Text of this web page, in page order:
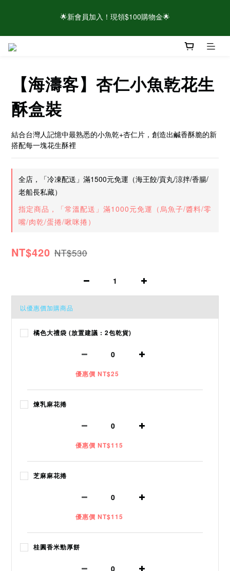
🌟新會員加入！現領$100購物金🌟
⚠️請認明官方帳號！近期有仿冒頁面/粉專盜圖詐騙 👉點此查看官
【海濤客】杏仁小魚乾花生
酥盒裝
結合台灣人記憶中最熟悉的小魚乾+杏仁片，創造出鹹香酥脆的新
搭配每一塊花生酥裡
全店，「冷凍配送」滿1500元免運（海王餃/貢丸/涼拌/香腸/
老船長私藏）
指定商品，「常溫配送」滿1000元免運（烏魚子/醬料/零
嘴/肉乾/蛋捲/啾咪捲）
NT$420 NT$530
以優惠價加購商品
橘色大禮袋 (放置建議 : 2包乾貨)
優惠價 NT$25
煉乳麻花捲
優惠價 NT$115
芝麻麻花捲
優惠價 NT$115
桂圓香米勁厚餅